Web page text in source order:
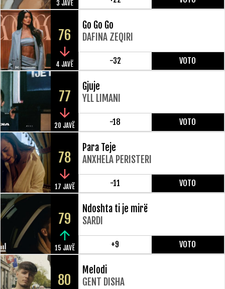
3 JAVË
76
4 JAVË
Go Go Go
DAFINA ZEQIRI
-32 VOTO
77
20 JAVË
Gjuje
YLL LIMANI
-18 VOTO
78
17 JAVË
Para Teje
ANXHELA PERISTERI
-11 VOTO
79
15 JAVË
Ndoshta ti je mirë
SARDI
+9 VOTO
80
Melodi
GENT DISHA